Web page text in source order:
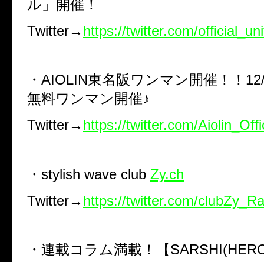
ル」開催！
Twitter→ https://twitter.com/
・AIOLIN東名阪ワンマン開催！！
無料ワンマン開催♪
Twitter→ https://twitter.com/
・stylish wave club Zy.ch
Twitter→ https://twitter.com/
・連載コラム満載！【